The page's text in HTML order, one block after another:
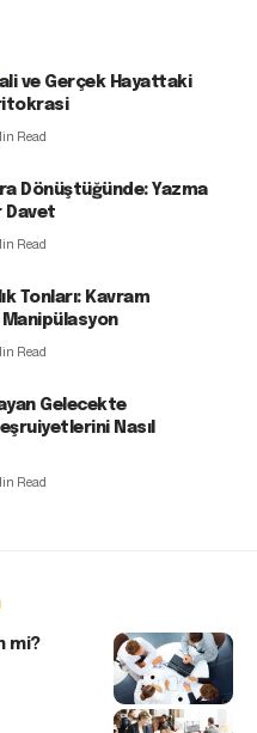
ve Gerçek Hayattaki
Read
Dönüştüğünde: Yazma
Davet
Read
Tonları: Kavram
Manipülasyon
Read
Gelecekte
Nasıl
Read
mi?